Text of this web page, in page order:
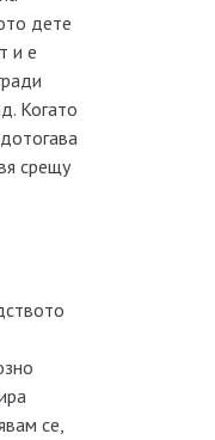
дете
и е
Когато
срещу
се,